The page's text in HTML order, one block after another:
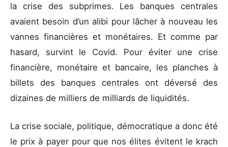
la crise des subprimes. Les banques centrales
avaient besoin d’un alibi pour lâcher à nouveau les
vannes financières et monétaires. Et comme par
hasard, survint le Covid. Pour éviter une crise
financière, monétaire et bancaire, les planches à
billets des banques centrales ont déversé des
dizaines de milliers de milliards de liquidités.
La crise sociale, politique, démocratique a donc été
le prix à payer pour que nos élites évitent le krach